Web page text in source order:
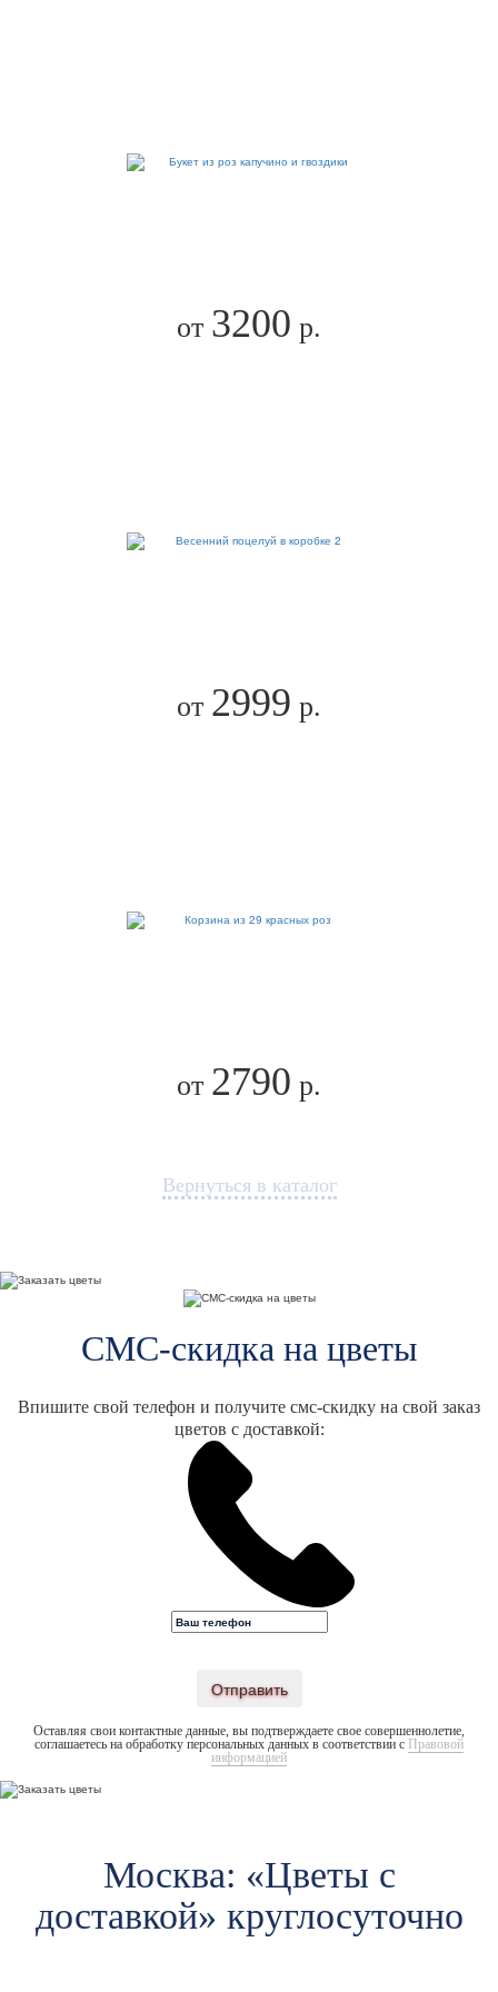
от 3200 р.
от 2999 р.
от 2790 р.
Вернуться в каталог
СМС-скидка на цветы
Впишите свой телефон и получите смс-скидку на свой заказ
цветов с доставкой:
Отправить
Оставляя свои контактные данные, вы подтверждаете свое совершеннолетие,
соглашаетесь на обработку персональных данных в соответствии с Правовой
информацией
Москва: «Цветы c
доставкой» круглосуточно